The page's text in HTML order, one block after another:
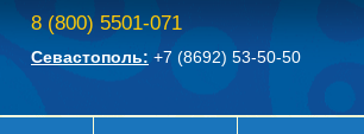
8 (800) 5501-071
Севастополь: +7 (8692) 53-50-50